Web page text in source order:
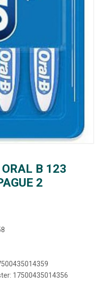
B 123
2
17500435014356